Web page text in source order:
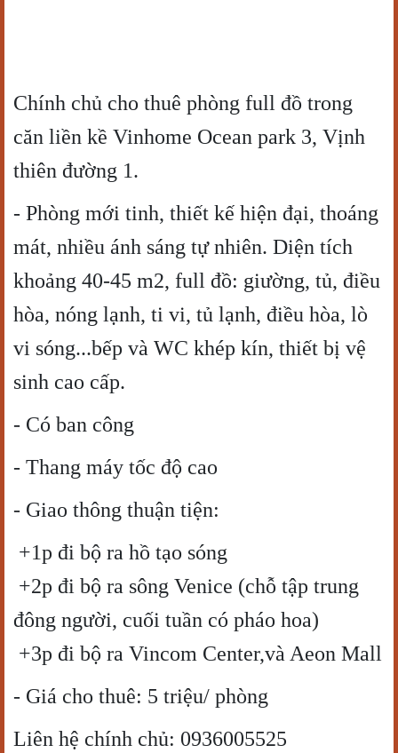
Chính chủ cho thuê phòng full đồ trong
căn liền kề Vinhome Ocean park 3, Vịnh
thiên đường 1.
- Phòng mới tinh, thiết kế hiện đại, thoáng
mát, nhiều ánh sáng tự nhiên. Diện tích
khoảng 40-45 m2, full đồ: giường, tủ, điều
hòa, nóng lạnh, ti vi, tủ lạnh, điều hòa, lò
vi sóng...bếp và WC khép kín, thiết bị vệ
sinh cao cấp.
- Có ban công
- Thang máy tốc độ cao
- Giao thông thuận tiện:
+1p đi bộ ra hồ tạo sóng
+2p đi bộ ra sông Venice (chỗ tập trung
đông người, cuối tuần có pháo hoa)
+3p đi bộ ra Vincom Center,và Aeon Mall
- Giá cho thuê: 5 triệu/ phòng
Liên hệ chính chủ: 0936005525